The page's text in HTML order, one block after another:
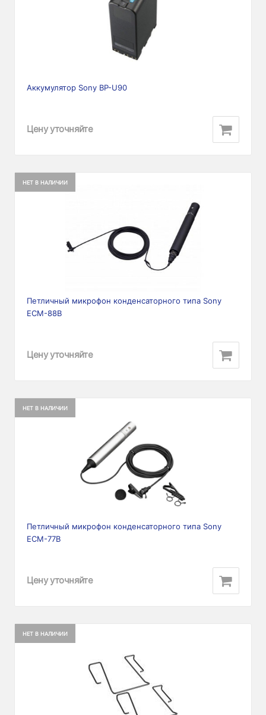
Аккумулятор Sony BP-U90
Цену уточняйте
НЕТ В НАЛИЧИИ
Петличный микрофон конденсаторного типа Sony
ECM-88B
Цену уточняйте
НЕТ В НАЛИЧИИ
Петличный микрофон конденсаторного типа Sony
ECM-77B
Цену уточняйте
НЕТ В НАЛИЧИИ